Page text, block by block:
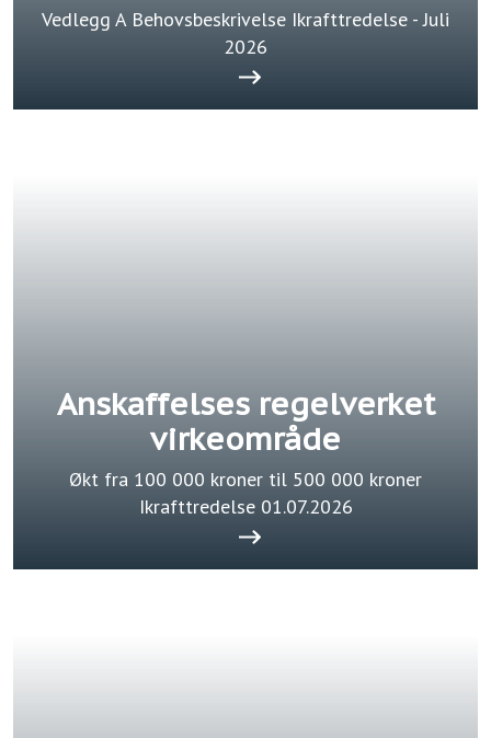
Vedlegg A Behovsbeskrivelse Ikrafttredelse - Juli
2026
Anskaffelses regelverket
virkeområde
Økt fra 100 000 kroner til 500 000 kroner
Ikrafttredelse 01.07.2026